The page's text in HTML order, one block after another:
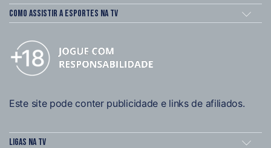
Como assistir a esportes na TV
Este site pode conter publicidade e links de afiliados.
Ligas na TV